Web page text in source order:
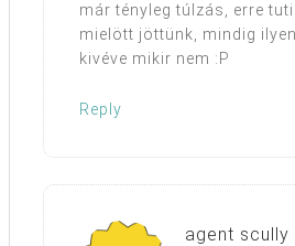
már tényleg túlzás, erre
mielött jöttünk, mindig
kivéve mikir nem :P
Reply
agent scully